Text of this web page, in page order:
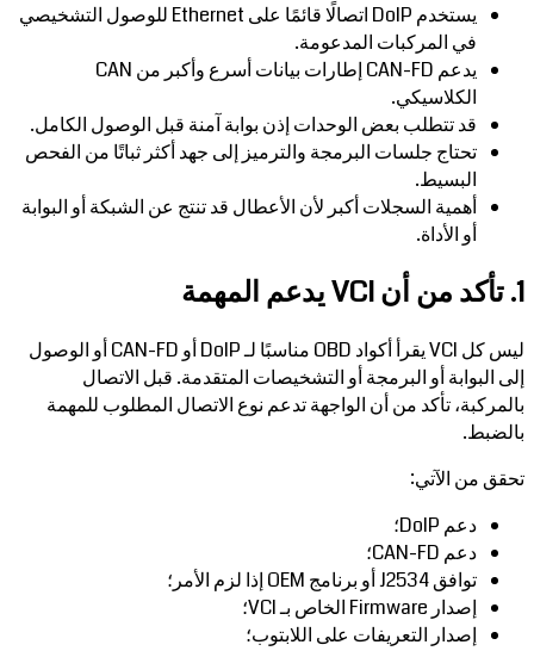
يستخدم DoIP اتصالًا قائمًا على Ethernet للوصول التشخيصي
في المركبات المدعومة.
يدعم CAN-FD إطارات بيانات أسرع وأكبر من CAN
الكلاسيكي.
قد تتطلب بعض الوحدات إذن بوابة آمنة قبل الوصول الكامل.
تحتاج جلسات البرمجة والترميز إلى جهد أكثر ثباتًا من الفحص
البسيط.
أهمية السجلات أكبر لأن الأعطال قد تنتج عن الشبكة أو البوابة
أو الأداة.
1. تأكد من أن VCI يدعم المهمة
ليس كل VCI يقرأ أكواد OBD مناسبًا لـ DoIP أو CAN-FD أو الوصول
إلى البوابة أو البرمجة أو التشخيصات المتقدمة. قبل الاتصال
بالمركبة، تأكد من أن الواجهة تدعم نوع الاتصال المطلوب للمهمة
بالضبط.
تحقق من الآتي:
دعم DoIP؛
دعم CAN-FD؛
توافق J2534 أو برنامج OEM إذا لزم الأمر؛
إصدار Firmware الخاص بـ VCI؛
إصدار التعريفات على اللابتوب؛